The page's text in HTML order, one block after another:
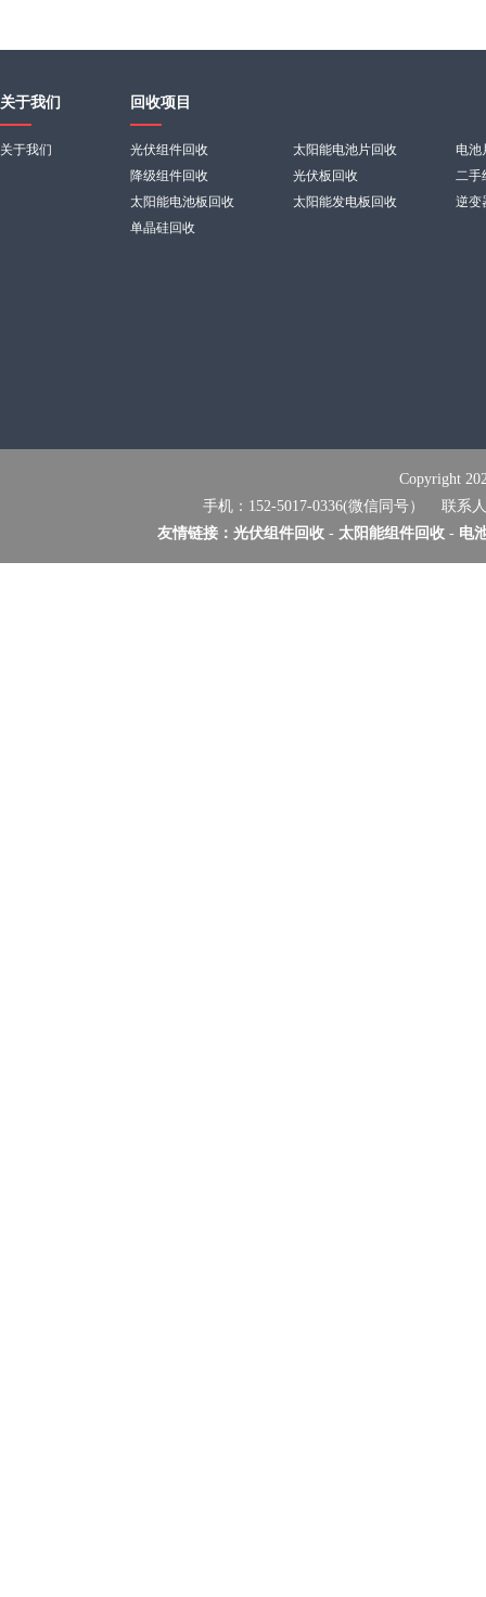
关于我们
关于我们
回收项目
光伏组件回收 太阳能电池片回收
电池
降级组件回收
光伏板回收
二手
太阳能电池板回收
太阳能发电板回收
逆变
单晶硅回收
Copyright
手机：152-5017-0336(微信同号） 联系
友情链接： 光伏组件回收- 太阳能组件回收- 电